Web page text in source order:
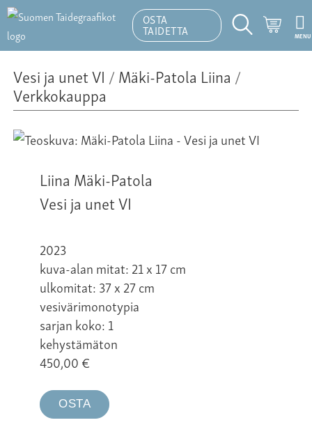
OSTA
TAIDETTA
Hakutoiminto
MENU
Vesi ja unet VI /Mäki-Patola Liina /
Verkkokauppa
Liina Mäki-Patola
Vesi ja unet VI
2023
kuva-alan mitat: 21 x 17 cm
ulkomitat: 37 x 27 cm
vesivärimonotypia
sarjan koko: 1
kehystämäton
450,00€
OSTA